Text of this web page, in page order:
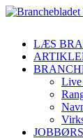
LÆS
Live
JOBBØRS